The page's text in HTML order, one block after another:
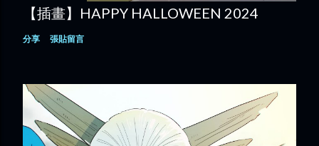
【插畫】HAPPY HALLOWEEN 2024
分享 張貼留言